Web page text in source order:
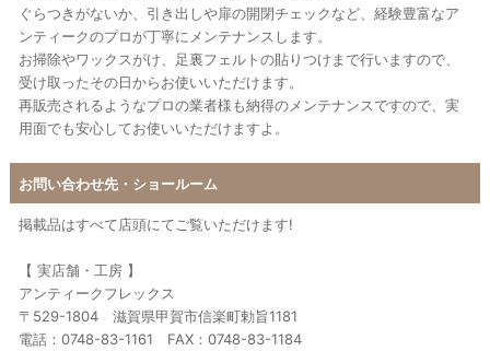
ぐらつきがないか、引き出しや扉の開閉チェックなど、経験豊富なア
ンティークのプロが丁寧にメンテナンスします。
お掃除やワックスがけ、足裏フェルトの貼りつけまで行いますので、
受け取ったその日からお使いいただけます。
再販売されるようなプロの業者様も納得のメンテナンスですので、実
用面でも安心してお使いいただけますよ。
お問い合わせ先・ショールーム
掲載品はすべて店頭にてご覧いただけます!
【 実店舗・工房 】
アンティークフレックス
〒529-1804 滋賀県甲賀市信楽町勅旨1181
電話：0748-83-1161 FAX：0748-83-1184